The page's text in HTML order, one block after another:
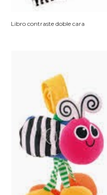
Libro contraste doble cara